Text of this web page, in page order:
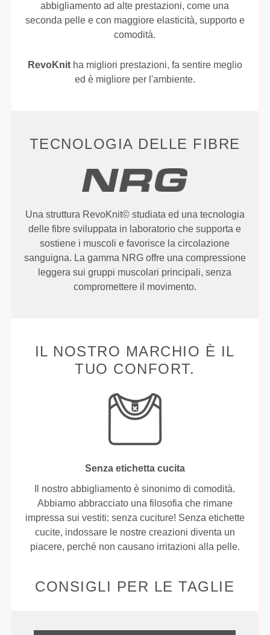
abbigliamento ad alte prestazioni, come una
seconda pelle e con maggiore elasticità, supporto e
comodità.
RevoKnitha migliori prestazioni, fa sentire meglio
ed è migliore per l'ambiente.
TECNOLOGIA DELLE FIBRE
Una struttura RevoKnit© studiata ed una tecnologia
delle fibre sviluppata in laboratorio che supporta e
sostiene i muscoli e favorisce la circolazione
sanguigna. La gamma NRG offre una compressione
leggera sui gruppi muscolari principali, senza
compromettere il movimento.
IL NOSTRO MARCHIO È IL
TUO CONFORT.
Senza etichetta cucita
Il nostro abbigliamento è sinonimo di comodità.
Abbiamo abbracciato una filosofia che rimane
impressa sui vestiti: senza cuciture! Senza etichette
cucite, indossare le nostre creazioni diventa un
piacere, perché non causano irritazioni alla pelle.
CONSIGLI PER LE TAGLIE